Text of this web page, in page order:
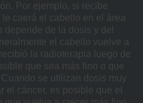
Por ejemplo, si recibe
caerá el cabello en el área
de la dosis y del
el cabello vuelve a
la radioterapia luego de
que sea más fino o que
se utilizan dosis muy
el cáncer, es posible que el